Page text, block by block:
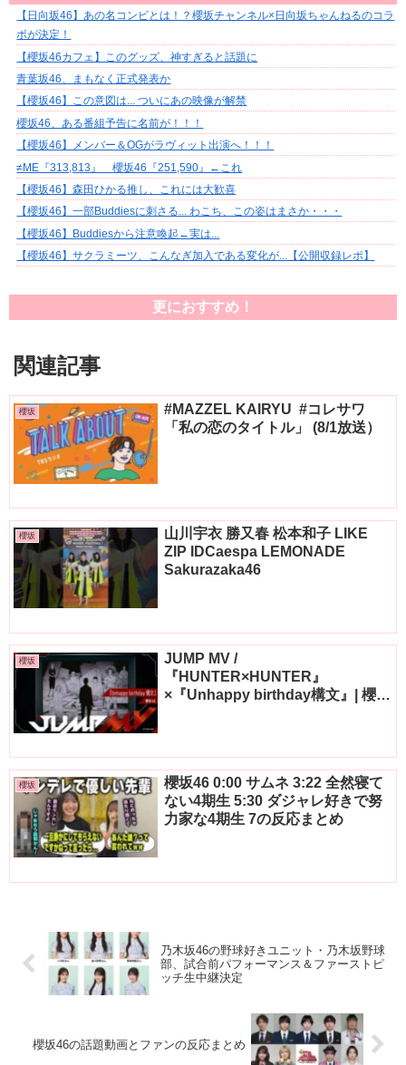
【日向坂46】あの名コンビとは！？櫻坂チャンネル×日向坂ちゃんねるのコラ
ボが決定！
【櫻坂46カフェ】このグッズ、神すぎると話題に
青葉坂46、まもなく正式発表か
【櫻坂46】この意図は... ついにあの映像が解禁
櫻坂46、ある番組予告に名前が！！！
【櫻坂46】メンバー＆OGがラヴィット出演へ！！！
≠ME『313,813』 櫻坂46『251,590』←これ
【櫻坂46】森田ひかる推し、これには大歓喜
【櫻坂46】一部Buddiesに刺さる... わこち、この姿はまさか・・・
【櫻坂46】Buddiesから注意喚起←実は...
【櫻坂46】サクラミーツ、こんなぎ加入である変化が...【公開収録レポ】
更におすすめ！
関連記事
櫻坂
#MAZZEL KAIRYU ️ #コレサワ
「私の恋のタイトル」 (8/1放送）
櫻坂
山川宇衣 勝又春 松本和子 LIKE
ZIP IDCaespa LEMONADE
Sakurazaka46
櫻坂
JUMP MV /
『HUNTER×HUNTER』
×『Unhappy birthday構文』| 櫻坂
櫻坂
櫻坂46 0:00 サムネ 3:22 全然寝て
ない4期生 5:30 ダジャレ好きで努
力家な4期生 7の反応まとめ
乃木坂46の野球好きユニット・乃木坂野球
部、試合前パフォーマンス＆ファーストピ
ッチ生中継決定
櫻坂46の話題動画とファンの反応まとめ